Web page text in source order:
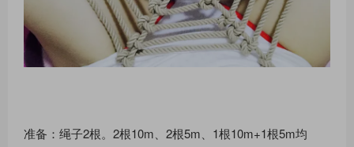
准备：绳⼦2根。2根10m、2根5m、1根10m+1根5m均